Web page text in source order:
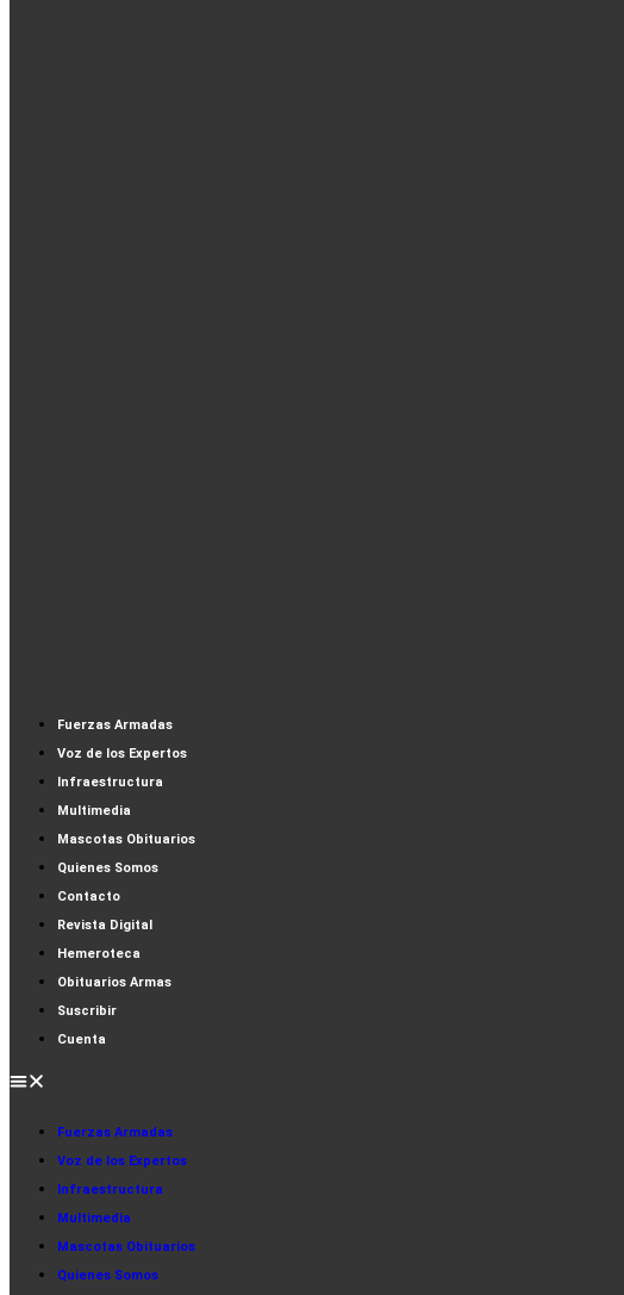
Fuerzas Armadas
Voz de los Expertos
Infraestructura
Multimedia
Mascotas Obituarios
Quienes Somos
Contacto
Revista Digital
Hemeroteca
Obituarios Armas
Suscribir
Cuenta
Fuerzas Armadas
Voz de los Expertos
Infraestructura
Multimedia
Mascotas Obituarios
Quienes Somos